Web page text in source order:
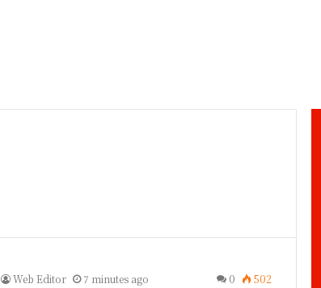
Web Editor 7 minutes ago 0 502